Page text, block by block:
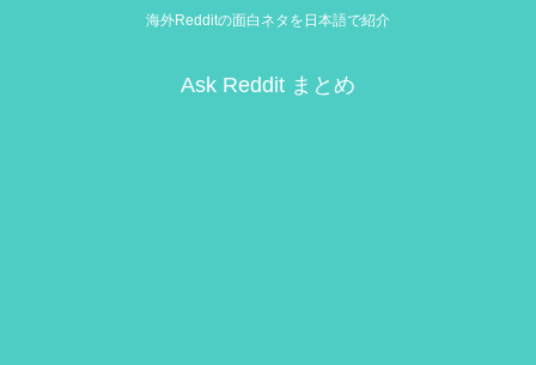
海外Redditの面白ネタを日本語で紹介
Ask Reddit まとめ